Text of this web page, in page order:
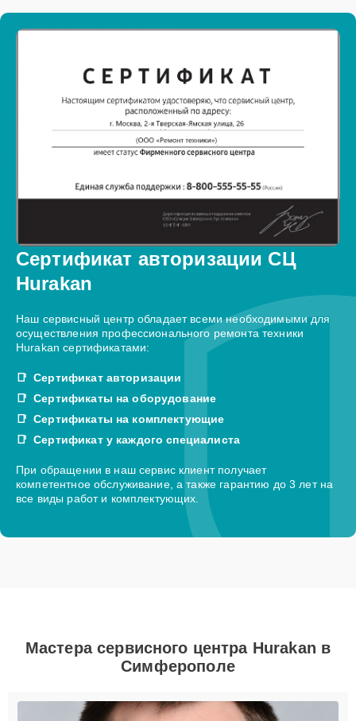
Сертификат авторизации СЦ
Hurakan
Наш сервисный центр обладает всеми необходимыми для
осуществления профессионального ремонта техники
Hurakan сертификатами:
Сертификат авторизации
Сертификаты на оборудование
Сертификаты на комплектующие
Сертификат у каждого специалиста
При обращении в наш сервис клиент получает
компетентное обслуживание, а также гарантию до 3 лет на
все виды работ и комплектующих.
Мастера сервисного центра Hurakan в
Симферополе